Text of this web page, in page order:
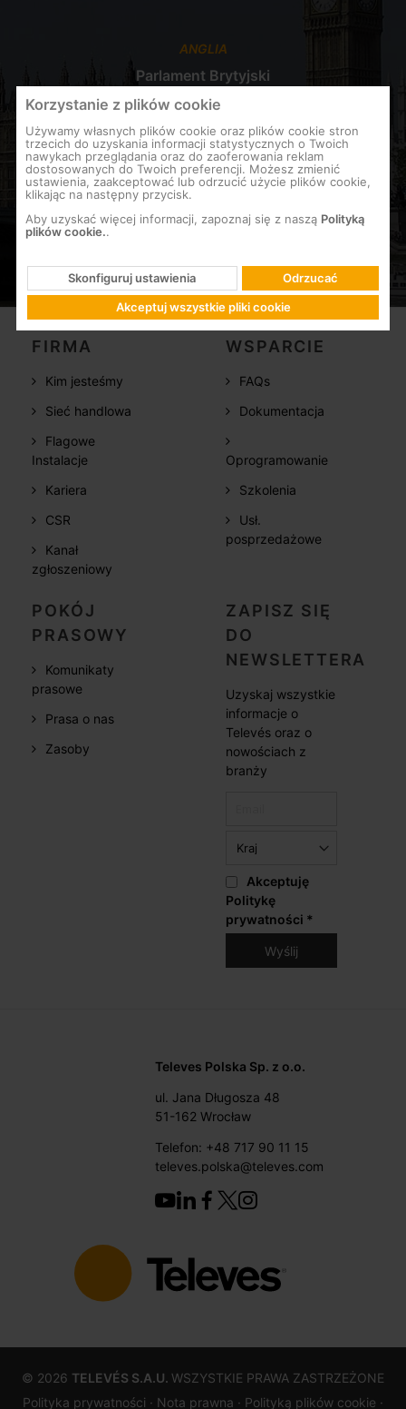
ANGLIA
Parlament Brytyjski
FIRMA
Kim jesteśmy
Sieć handlowa
Flagowe
Instalacje
Kariera
CSR
Kanał
zgłoszeniowy
WSPARCIE
FAQs
Dokumentacja
Oprogramowanie
Szkolenia
Usł.
posprzedażowe
POKÓJ
PRASOWY
Komunikaty
prasowe
Prasa o nas
Zasoby
ZAPISZ SIĘ
DO
NEWSLETTERA
Uzyskaj wszystkie
informacje o
Televés oraz o
nowościach z
branży
Akceptuję
Politykę
prywatności *
Televes Polska Sp. z o.o.
ul. Jana Długosza 48
51-162 Wrocław
Telefon: +48 717 90 11 15
televes.polska@televes.com
© 2026 TELEVÉS S.A.U. WSZYSTKIE PRAWA ZASTRZEŻONE
Polityka prywatności · Nota prawna · Polityką plików cookie ·
Korzystanie z plików cookie
Używamy własnych plików cookie oraz plików cookie stron
trzecich do uzyskania informacji statystycznych o Twoich
nawykach przeglądania oraz do zaoferowania reklam
dostosowanych do Twoich preferencji. Możesz zmienić
ustawienia, zaakceptować lub odrzucić użycie plików cookie,
klikając na następny przycisk.
Aby uzyskać więcej informacji, zapoznaj się z naszą Polityką
plików cookie..
Skonfiguruj ustawienia
Odrzucać
Akceptuj wszystkie pliki cookie